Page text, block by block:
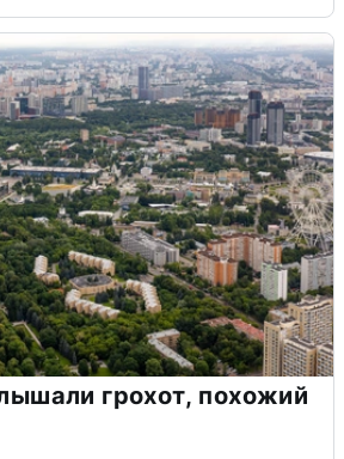
грохот, похожий